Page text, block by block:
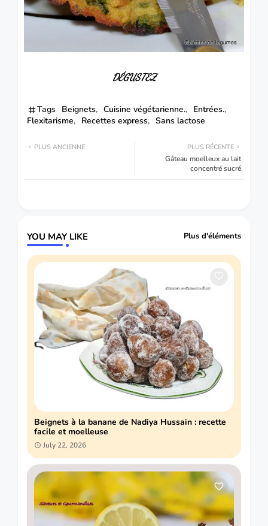
DÉGUSTEZ
Tags Beignets Cuisine végétarienne.
Entrées.
Flexitarisme
Recettes express Sans lactose
PLUS RÉCENTE
Gâteau moelleux au lait
concentré sucré
PLUS ANCIENNE
YOU MAY LIKE Plus d'éléments
Beignets à la banane de Nadiya Hussain : recette
facile et moelleuse
July 22, 2026